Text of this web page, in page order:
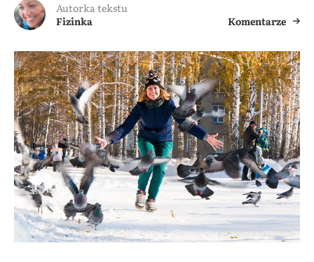
Autorka tekstu
Fizinka
Komentarze